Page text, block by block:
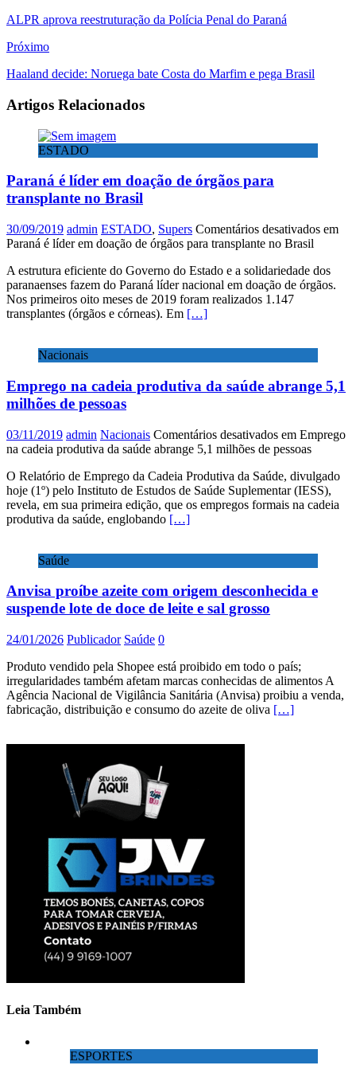
ALPR aprova reestruturação da Polícia Penal do Paraná
Próximo
Haaland decide: Noruega bate Costa do Marfim e pega Brasil
Artigos Relacionados
ESTADO
Paraná é líder em doação de órgãos para
transplante no Brasil
30/09/2019 admin ESTADO, Supers Comentários desativados em
Paraná é líder em doação de órgãos para transplante no Brasil
A estrutura eficiente do Governo do Estado e a solidariedade dos
paranaenses fazem do Paraná líder nacional em doação de órgãos.
Nos primeiros oito meses de 2019 foram realizados 1.147
transplantes (órgãos e córneas). Em […]
Nacionais
Emprego na cadeia produtiva da saúde abrange 5,1
milhões de pessoas
03/11/2019 admin Nacionais Comentários desativados em Emprego
na cadeia produtiva da saúde abrange 5,1 milhões de pessoas
O Relatório de Emprego da Cadeia Produtiva da Saúde, divulgado
hoje (1º) pelo Instituto de Estudos de Saúde Suplementar (IESS),
revela, em sua primeira edição, que os empregos formais na cadeia
produtiva da saúde, englobando […]
Saúde
Anvisa proíbe azeite com origem desconhecida e
suspende lote de doce de leite e sal grosso
24/01/2026 Publicador Saúde 0
Produto vendido pela Shopee está proibido em todo o país;
irregularidades também afetam marcas conhecidas de alimentos A
Agência Nacional de Vigilância Sanitária (Anvisa) proibiu a venda,
fabricação, distribuição e consumo do azeite de oliva […]
Leia Também
ESPORTES